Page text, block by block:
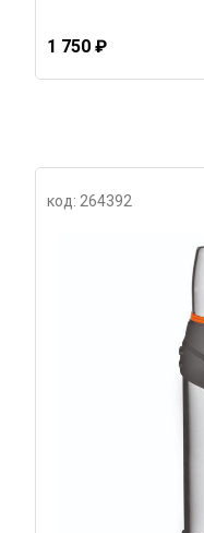
1 750 ₽
код: 264392